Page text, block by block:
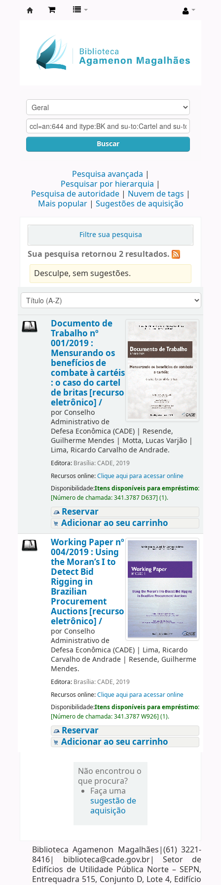
Agamenon
Magalhães
Buscar
Pesquisa avançada
Pesquisar por hierarquia
Pesquisa de autoridade
Nuvem de tags
Mais popular
Sugestões de aquisição
Filtre sua pesquisa
Sua pesquisa retornou 2 resultados.
Desculpe, sem sugestões.
Documento de
Trabalho nº
001/2019 :
Mensurando os
benefícios de
combate à cartéis
: o caso do cartel
de britas [recurso
eletrônico] /
por Conselho
Administrativo de
Defesa Econômica (CADE)| Resende,
Guilherme Mendes | Motta, Lucas Varjão|
Lima, Ricardo Carvalho de Andrade.
Editora: Brasília: CADE, 2019
Recursos online:Clique aqui para acessar online
Disponibilidade:Itens disponíveis para empréstimo:
[Número de chamada:341.3787 D637] (1).
Reservar
Adicionar ao seu carrinho
Working Paper nº
004/2019 : Using
the Moran’s I to
Detect Bid
Rigging in
Brazilian
Procurement
Auctions [recurso
eletrônico] /
por Conselho
Administrativo de
Defesa Econômica (CADE)| Lima, Ricardo
Carvalho de Andrade| Resende, Guilherme
Mendes.
Editora: Brasília: CADE, 2019
Recursos online:Clique aqui para acessar online
Disponibilidade:Itens disponíveis para empréstimo:
[Número de chamada:341.3787 W926] (1).
Reservar
Adicionar ao seu carrinho
Não encontrou o
que procura?
Faça uma
sugestão de
aquisição
Biblioteca Agamenon Magalhães|(61) 3221-
8416| biblioteca@cade.gov.br| Setor de
Edifícios de Utilidade Pública Norte – SEPN,
Entrequadra 515, Conjunto D, Lote 4, Edifício